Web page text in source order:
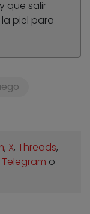
que salir
piel para
, X, Threads,
Telegram o